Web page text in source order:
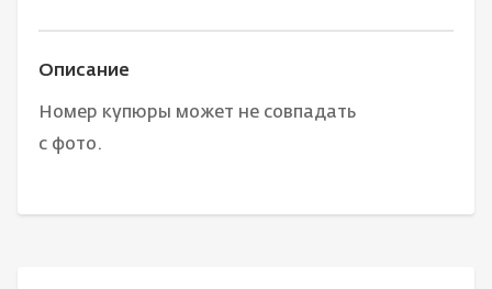
Описание
Номер купюры может не совпадать
с фото.